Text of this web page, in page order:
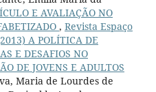
E AVALIAÇÃO NO
, Revista Espaço
A POLÍTICA DE
E DESAFIOS NO
DE JOVENS E ADULTOS
Maria de Lourdes de